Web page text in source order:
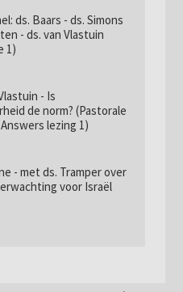
ds. Baars - ds. Simons
- ds. van Vlastuin
1)
- Is
de norm? (Pastorale
lezing 1)
- met ds. Tramper over
voor Israël